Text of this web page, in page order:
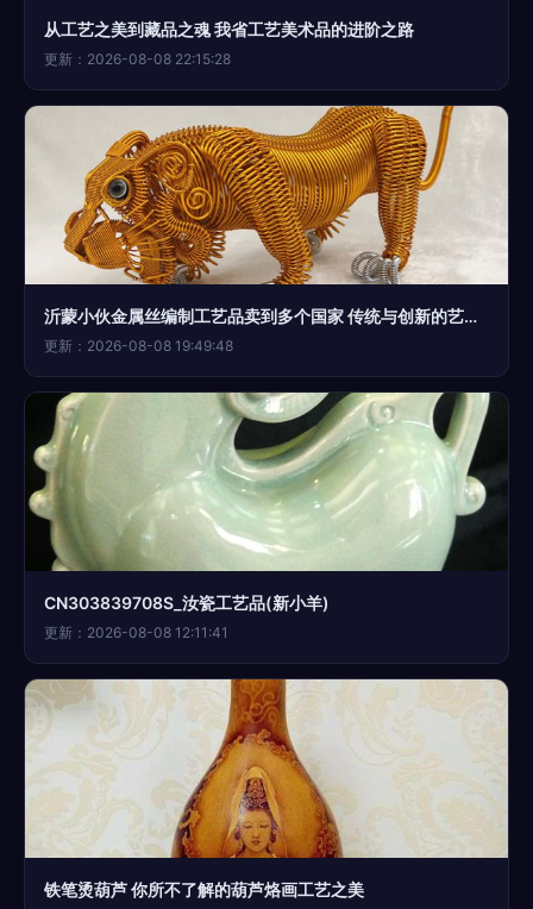
从工艺之美到藏品之魂 我省工艺美术品的进阶之路
更新：2026-08-08 22:15:28
沂蒙小伙金属丝编制工艺品卖到多个国家 传统与创新的艺术之旅
更新：2026-08-08 19:49:48
CN303839708S_汝瓷工艺品(新小羊)
更新：2026-08-08 12:11:41
铁笔烫葫芦 你所不了解的葫芦烙画工艺之美